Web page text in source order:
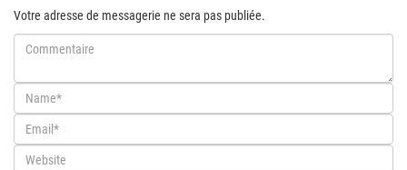
Votre adresse de messagerie ne sera pas publiée.